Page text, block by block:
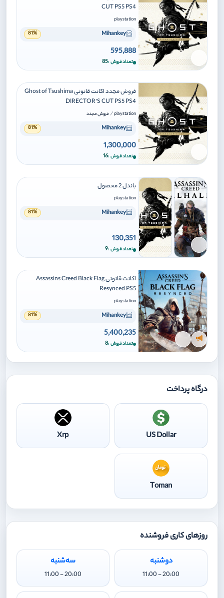
برای افزودن وارد شوید
CUT PS5 PS4
playstation
Mihankey
81%
595,888
تعداد فروش 85
برای افزودن وارد شوید
فروش مجدد اکانت قانونی Ghost of Tsushima
DIRECTOR’S CUT PS5 PS4
playstation
/ فروش مجدد
Mihankey
81%
1,300,000
تعداد فروش 16
برای افزودن وارد شوید
باندل 2 محصول
playstation
Mihankey
81%
130,351
تعداد فروش 9
ویژه برای افزودن وارد شوید
اکانت قانونی Assassins Creed Black Flag
Resynced PS5
playstation
Mihankey
81%
5,400,235
تعداد فروش 8
درگاه پرداخت
US Dollar
Xrp
Toman
روزهای کاری فروشنده
دوشنبه
20:00 - 11:00
سه‌شنبه
20:00 - 11:00